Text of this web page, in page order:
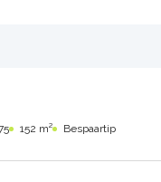
152 m² Bespaartip